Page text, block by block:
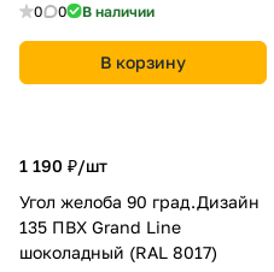
0 0 В наличии
В корзину
1 190 ₽/шт
Угол желоба 90 град.Дизайн
135 ПВХ Grand Line
шоколадный (RAL 8017)